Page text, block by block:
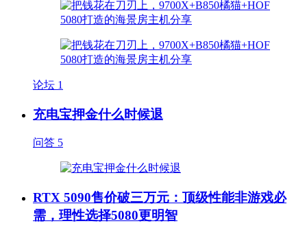
论坛 1
充电宝押金什么时候退
问答 5
RTX 5090售价破三万元：顶级性能非游戏必
需，理性选择5080更明智